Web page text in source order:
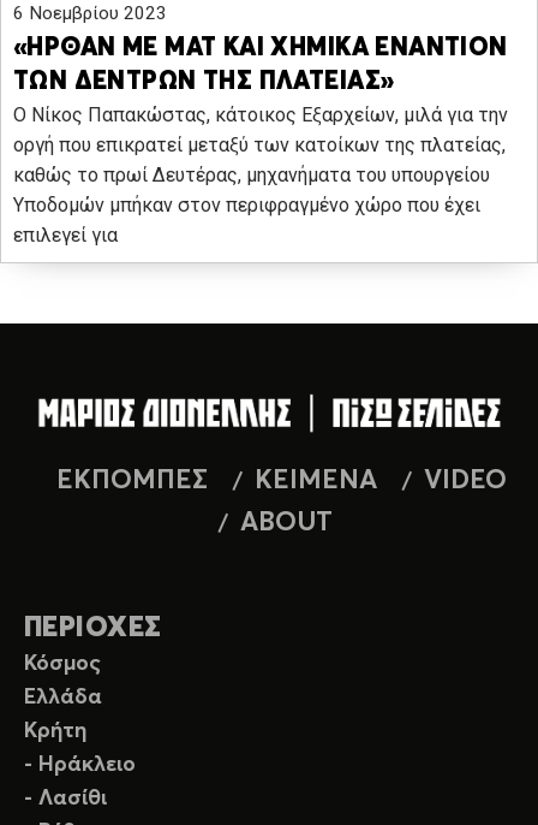
6 Νοεμβρίου 2023
«ΗΡΘΑΝ ΜΕ ΜΑΤ ΚΑΙ ΧΗΜΙΚΑ ΕΝΑΝΤΙΟΝ
ΤΩΝ ΔΕΝΤΡΩΝ ΤΗΣ ΠΛΑΤΕΙΑΣ»
Ο Νίκος Παπακώστας, κάτοικος Εξαρχείων, μιλά για την
οργή που επικρατεί μεταξύ των κατοίκων της πλατείας,
καθώς το πρωί Δευτέρας, μηχανήματα του υπουργείου
Υποδομών μπήκαν στον περιφραγμένο χώρο που έχει
επιλεγεί για
ΕΚΠΟΜΠΕΣ ΚΕΙΜΕΝΑ
VIDEO
ABOUT
ΠΕΡΙΟΧΕΣ
Κόσμος
Ελλάδα
Κρήτη
- Ηράκλειο
- Λασίθι